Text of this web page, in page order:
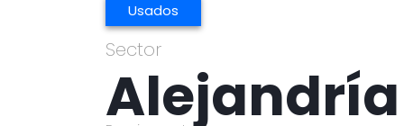
Usados
Sector
Alejandría